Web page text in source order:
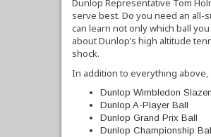
Dunlop Representative Tom
serve best. Do you need an all-
can learn not only which ball
about Dunlop’s high altitude
shock.
In addition to everything
Dunlop Wimbledon
Dunlop A-Player Ball
Dunlop Grand Prix Ball
Dunlop Championship